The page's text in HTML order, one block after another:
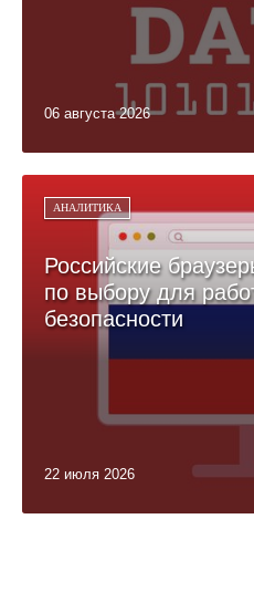
06 августа 2026
АНАЛИТИКА
Российские
по выбору для
безопасности
22 июля 2026